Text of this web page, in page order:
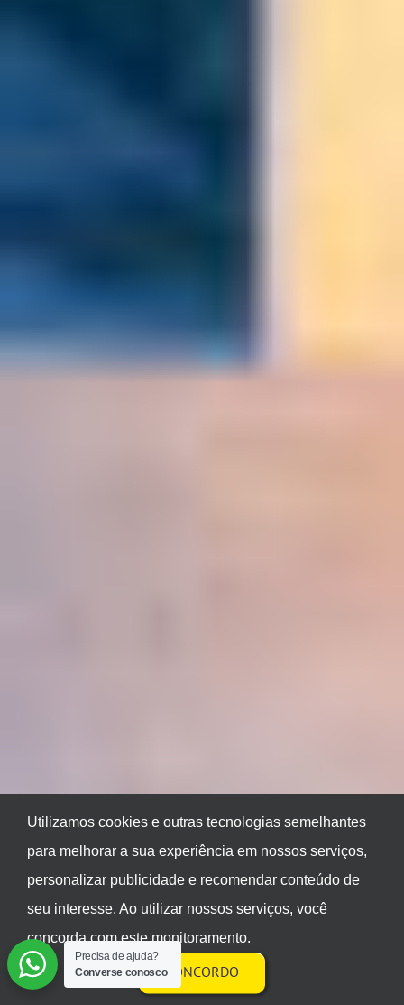
Precisa de ajuda?
Converse conosco
Utilizamos cookies e outras tecnologias semelhantes
para melhorar a sua experiência em nossos serviços,
personalizar publicidade e recomendar conteúdo de
seu interesse. Ao utilizar nossos serviços, você
concorda com este monitoramento.
CONCORDO